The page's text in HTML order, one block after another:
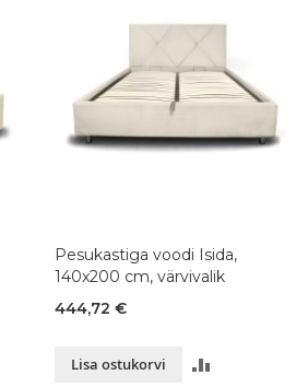
Pesukastiga voodi Isida,
140x200 cm, värvivalik
444,72 €
Lisa ostukorvi